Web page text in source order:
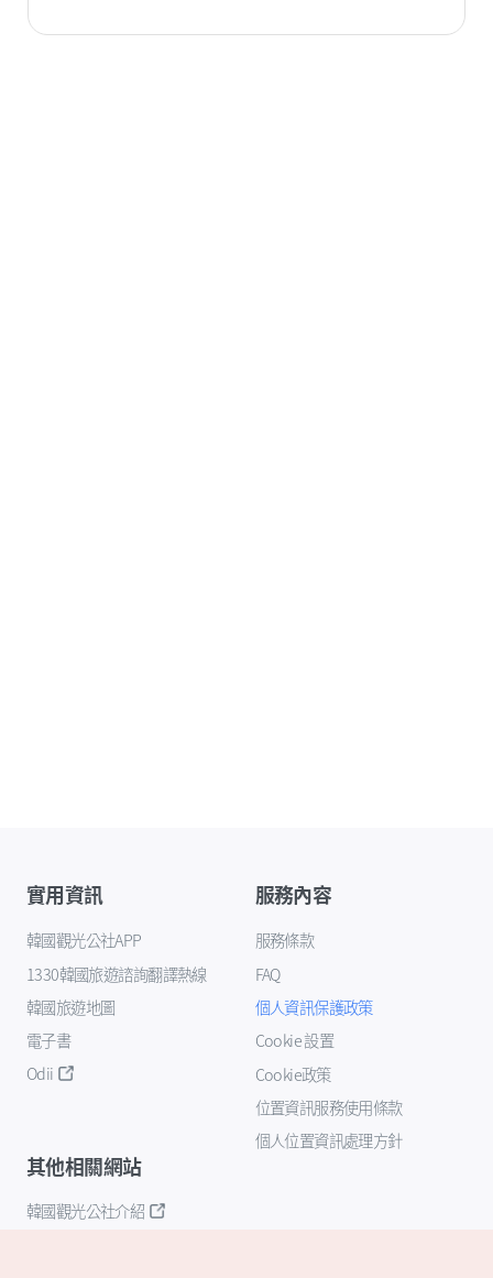
實用資訊
韓國觀光公社APP
1330韓國旅遊諮詢翻譯熱線
韓國旅遊地圖
電子書
Odii
服務內容
服務條款
FAQ
個人資訊保護政策
Cookie 設置
Cookie政策
位置資訊服務使用條款
個人位置資訊處理方針
其他相關網站
韓國觀光公社介紹